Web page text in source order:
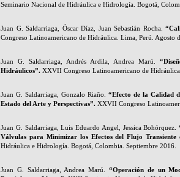
Seminario Nacional de Hidráulica e Hidrología. Bogotá,
Juan G. Saldarriaga, Óscar Díaz, Juan Sebastián Rocha.
Congreso Latinoamericano de Hidráulica. Lima, Perú. Agosto
Juan G. Saldarriaga, Andrés Ardila, Andrea Marú.
Hidráulicos”. XXVII Congreso Latinoamericano de
Juan G. Saldarriaga, Gonzalo Riaño.
“Efecto de la Calidad
Estado del Arte y Perspectivas”. XXVII Congreso
Juan G. Saldarriaga, Luis Eduardo Angel, Jessica Bohórquez.
Válvulas para Minimizar los Efectos del Flujo Transiente
Hidráulica e Hidrología. Bogotá, Colombia. Septiembre 2016.
Juan G. Saldarriaga, Andrea Marú. “Operación de un